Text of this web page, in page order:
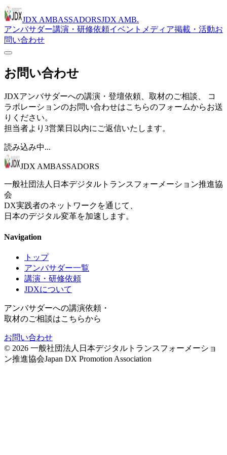
JDX AMBASSADORSJDX AMB.
アンバサダー講演・研修依頼イベント メディア掲載・活動お
問い合わせ
お問い合わせ
JDXアンバサダーへの講演・登壇依頼、取材のご相談、 コ
ラボレーションのお問い合わせはこちらのフォームからお送
りください。
担当者より3営業日以内にご返信いたします。
読み込み中...
JDX AMBASSADORS
一般社団法人日本デジタルトランスフォーメーション推進協
会
DX実践者のネットワークを通じて、
日本のデジタル変革を加速します。
Navigation
トップ
アンバサダー一覧
講演・研修依頼
JDXについて
アンバサダーへの講演依頼・
取材のご相談はこちらから
お問い合わせ
© 2026 一般社団法人日本デジタルトランスフォーメーショ
ン推進協会Japan DX Promotion Association